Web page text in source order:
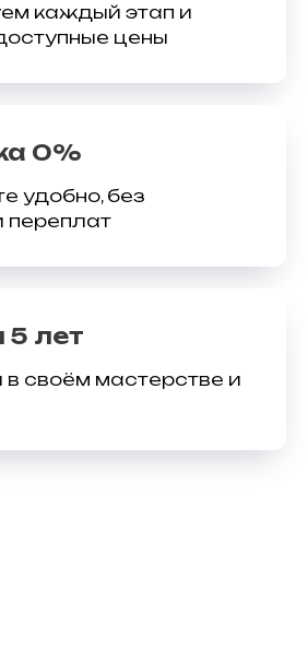
каждый этап и
цены
0%
удобно, без
переплат
5 лет
своём мастерстве и